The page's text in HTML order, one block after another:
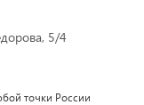
5/4
точки России